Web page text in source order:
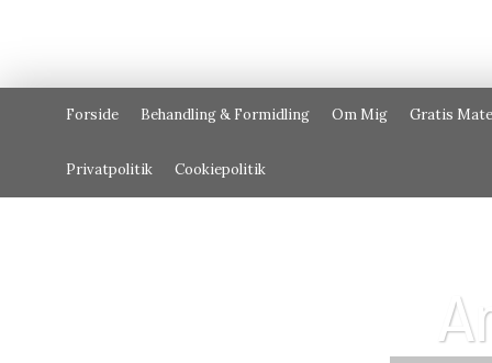
Forside Behandling & Formidling Om Mig Gratis
Privatpolitik Cookiepolitik